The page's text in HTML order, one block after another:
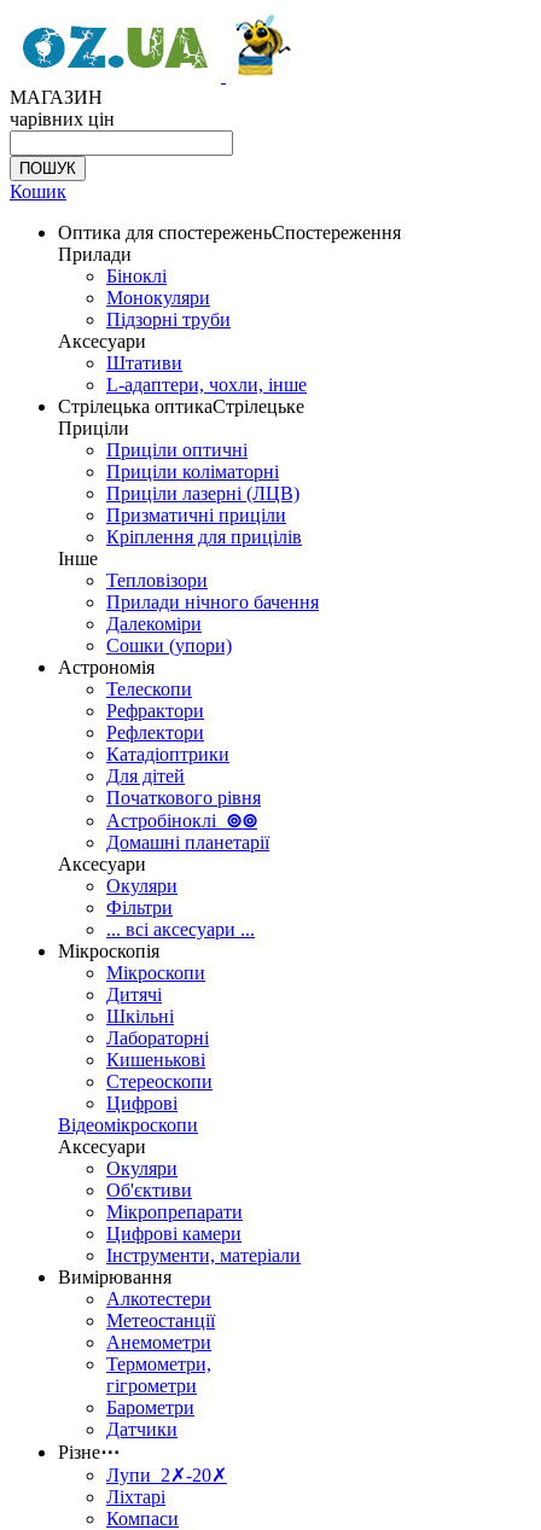
МАГАЗИН
чарівних цін
Кошик
Оптика для спостереженьСпостереження
Прилади
Біноклі
Монокуляри
Підзорні труби
Аксесуари
Штативи
L-адаптери, чохли, інше
Стрілецька оптикаСтрілецьке
Приціли
Приціли оптичні
Приціли коліматорні
Приціли лазерні (ЛЦВ)
Призматичні приціли
Кріплення для прицілів
Інше
Тепловізори
Прилади нічного бачення
Далекоміри
Сошки (упори)
Астрономія
Телескопи
Рефрактори
Рефлектори
Катадіоптрики
Для дітей
Початкового рівня
Астробіноклі ⊚⊚
Домашні планетарії
Аксесуари
Окуляри
Фільтри
... всі аксесуари ...
Мікроскопія
Мікроскопи
Дитячі
Шкільні
Лабораторні
Кишенькові
Стереоскопи
Цифрові
Відеомікроскопи
Аксесуари
Окуляри
Об'єктиви
Мікропрепарати
Цифрові камери
Інструменти, матеріали
Вимірювання
Алкотестери
Метеостанції
Анемометри
Термометри,
гігрометри
Барометри
Датчики
Різне⋯
Лупи 2✗-20✗
Ліхтарі
Компаси